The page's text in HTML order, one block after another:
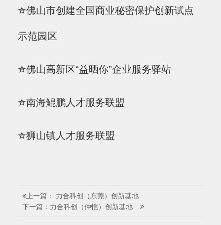
✮佛山市创建全国商业秘密保护创新试点
示范园区
✮佛山高新区“益晒你”企业服务驿站
✮南海鲲鹏人才服务联盟
✮狮山镇人才服务联盟
上一篇： 力合科创（东莞）创新基地
下一篇：力合科创（仲恺）创新基地